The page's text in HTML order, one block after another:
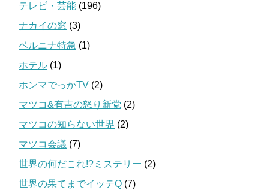
テレビ・芸能 (196)
ナカイの窓 (3)
ベルニナ特急 (1)
ホテル (1)
ホンマでっかTV (2)
マツコ&有吉の怒り新党 (2)
マツコの知らない世界 (2)
マツコ会議 (7)
世界の何だこれ!?ミステリー (2)
世界の果てまでイッテQ (7)